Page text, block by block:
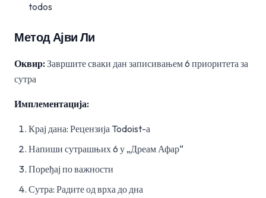
todos
Метод Ајви Ли
Оквир:Завршите сваки дан записивањем 6 приоритета за
сутра
Имплементација:
Крај дана: Рецензија Todoist-а
Напиши сутрашњих 6 у „Дреам Афар“
Поређај по важности
Сутра: Радите од врха до дна